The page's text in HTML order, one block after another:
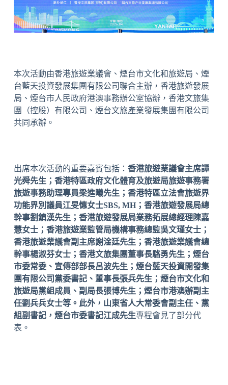
本次活動由香港旅遊業議會、煙台市文化和旅遊局、煙
台藍天投資發展集團有限公司聯合主辦，香港旅遊發展
局、煙台市人民政府港澳事務辦公室協辦， 香港文旅集
團
（控股）有限公司、煙台文旅產業發展集團有限公司
共同承辦。
出席本次活動的重要嘉賓包括： 香港旅遊業議會主席譚
光舜先生；香港特區政府文化體育及旅遊局旅遊事務署
旅遊事務助理專員梁進曦先生；香港特區立法會旅遊界
功能界別議員江旻憓女士SBS, MH；香港旅遊發展局總
幹事劉鎮漢先生；香港旅遊發展局業務拓展總經理陳嘉
慧女士；香港旅遊業監管局機構事務總監吳文瑾女士；
香港旅遊業議會副主席謝淦廷先生；香港旅遊業議會總
幹事楊淑芬女士；香港文旅集團董事長駱勇先生；煙台
市委常委、宣傳部部長呂波先生；煙台藍天投資開發集
團有限公司黨委書記、董事長張兵先生；煙台市文化和
旅遊局黨組成員、副局長張博先生；煙台市港澳辦副主
任劉兵兵女士等。此外，山東省人大常委會副主任、黨
組副書記，煙台市委書記江成先生專程會見了部分代
表。